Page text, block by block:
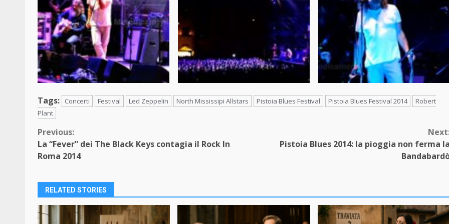
Tags: Concerti Festival Led Zeppelin North Mississipi Allstars Pistoia Blues Festival Pistoia Blues Festival 2014
Robert
Plant
Continue
Reading
Previous:
La “Fever” dei The Black Keys contagia il Rock In
Roma 2014
Pistoia Blues 2014: la pioggia non ferma la
RELATED STORIES